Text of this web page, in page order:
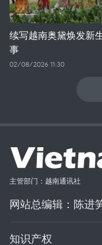
续写越南奥黛焕发新
事
02/08/2026 11:30
主管部门：越南通讯社
网站总编辑：陈进
知识产权